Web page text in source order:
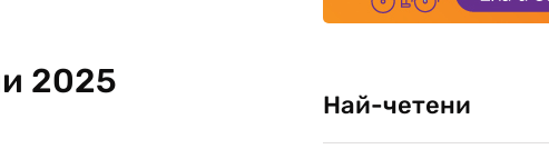
2025
Най-четени